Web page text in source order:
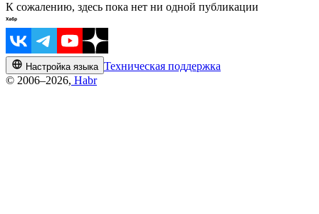
К сожалению, здесь пока нет ни одной публикации
Настройка языка Техническая поддержка
© 2006–2026, Habr